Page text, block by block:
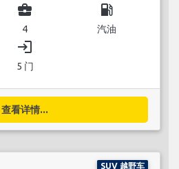
business_center
4
local_gas_station
汽油
login
5 门
查看详情...
SUV 越野车